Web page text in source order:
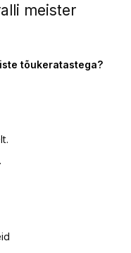
meister
tõukeratastega?